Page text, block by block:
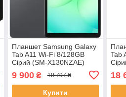
Планшет Samsung Galaxy
Tab A11 Wi-Fi 8/128GB
Сірий (SM-X130NZAE)
9 900₴ 10 797 ₴
Купити
Tab
18